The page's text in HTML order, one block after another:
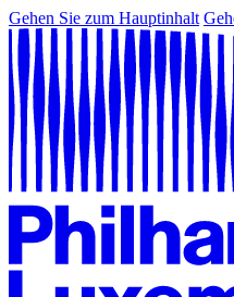
Gehen Sie zum Hauptinhalt